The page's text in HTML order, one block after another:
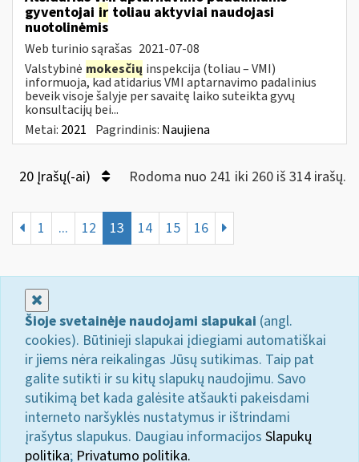
gyventojai ir toliau aktyviai naudojasi
nuotolinėmis
Web turinio sąrašas 2021-07-08
Valstybinė mokesčių inspekcija (toliau – VMI)
informuoja, kad atidarius VMI aptarnavimo padalinius
beveik visoje šalyje per savaitę laiko suteikta gyvų
konsultacijų bei...
Metai: 2021 Pagrindinis: Naujiena
20 Įrašų(-ai) Rodoma nuo 241 iki 260 iš 314 irašų.
1 ... 12 13 14 15 16
Šioje svetainėje naudojami slapukai (angl.
cookies). Būtinieji slapukai įdiegiami automatiškai
ir jiems nėra reikalingas Jūsų sutikimas. Taip pat
galite sutikti ir su kitų slapukų naudojimu. Savo
sutikimą bet kada galėsite atšaukti pakeisdami
interneto naršyklės nustatymus ir ištrindami
įrašytus slapukus. Daugiau informacijos Slapukų
politika; Privatumo politika.